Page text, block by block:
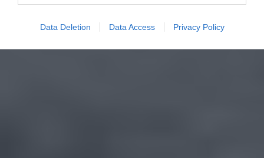
Data Deletion Data Access Privacy Policy